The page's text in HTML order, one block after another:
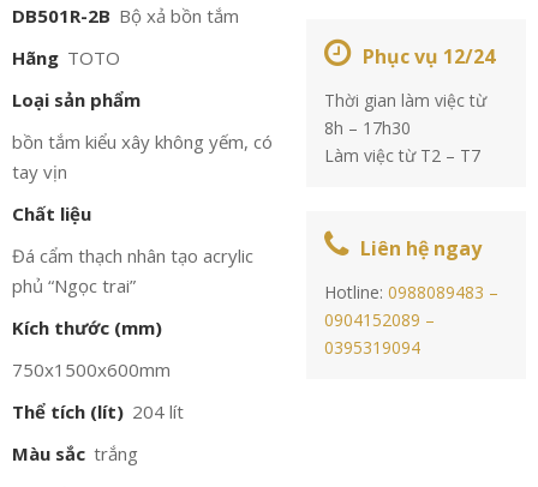
DB501R-2B Bộ xả bồn tắm
Hãng TOTO
Loại sản phẩm
bồn tắm kiểu xây không yếm, có
tay vịn
Chất liệu
Đá cẩm thạch nhân tạo acrylic
phủ “Ngọc trai”
Kích thước (mm)
750x1500x600mm
Thể tích (lít) 204 lít
Màu sắc trắng
Phục vụ 12/24
Thời gian làm việc từ
8h – 17h30
Làm việc từ T2 – T7
Liên hệ ngay
Hotline:0988089483 –
0904152089 –
0395319094